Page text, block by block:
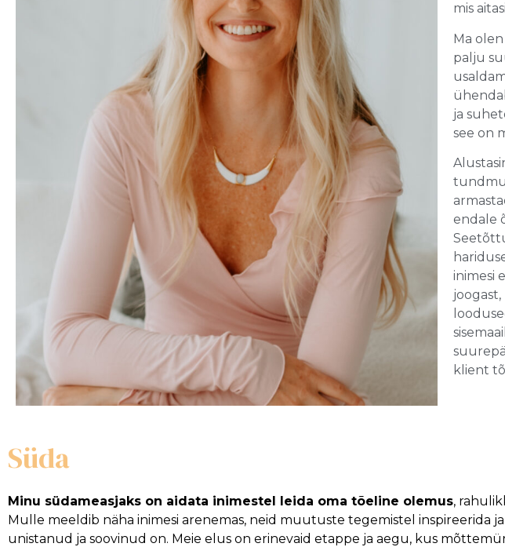
mis
Ma
palju
ja
see on
endale
inimesi
klient
Süda
Minu südameasjaks on aidata inimestel leida oma tõeline olemus,
Mulle meeldib näha inimesi arenemas, neid muutuste tegemistel inspireerida
unistanud ja soovinud on. Meie elus on erinevaid etappe ja aegu, kus